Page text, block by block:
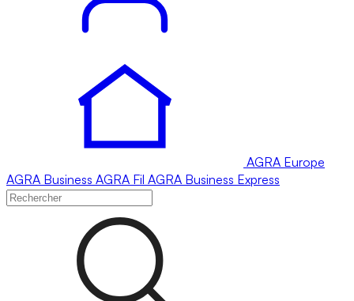
AGRA Europe
AGRA Business AGRA Fil AGRA Business Express